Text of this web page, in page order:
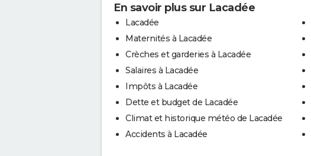
En savoir plus sur Lacadée
Lacadée
Maternités à Lacadée
Crèches et garderies à Lacadée
Salaires à Lacadée
Impôts à Lacadée
Dette et budget de Lacadée
Climat et historique météo de Lacadée
Accidents à Lacadée